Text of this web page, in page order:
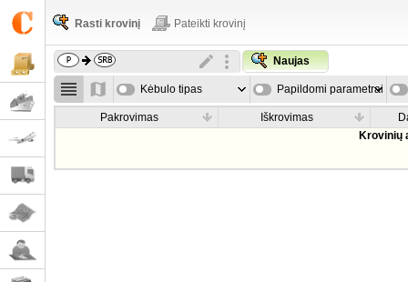
Rasti krovinį Pateikti krovinį
Naujas
Kėbulo tipas Papildomi parametrai
Pakrovimas Iškrovimas
Krovinių